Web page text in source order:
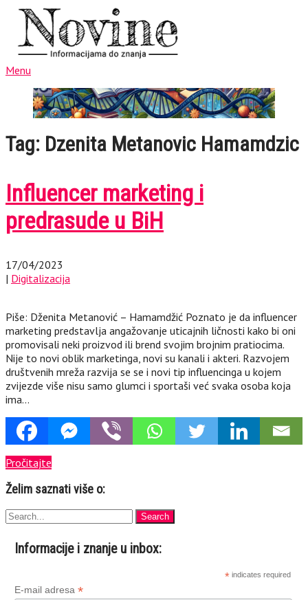
Menu
Tag: Dzenita Metanovic Hamamdzic
Influencer marketing i
predrasude u BiH
17/04/2023
| Digitalizacija
Piše: Dženita Metanović – Hamamdžić Poznato je da influencer
marketing predstavlja angažovanje uticajnih ličnosti kako bi oni
promovisali neki proizvod ili brend svojim brojnim pratiocima.
Nije to novi oblik marketinga, novi su kanali i akteri. Razvojem
društvenih mreža razvija se se i novi tip influencinga u kojem
zvijezde više nisu samo glumci i sportaši već svaka osoba koja
ima…
Pročitajte
Želim saznati više o:
Informacije i znanje u inbox:
* indicates required
E-mail adresa *